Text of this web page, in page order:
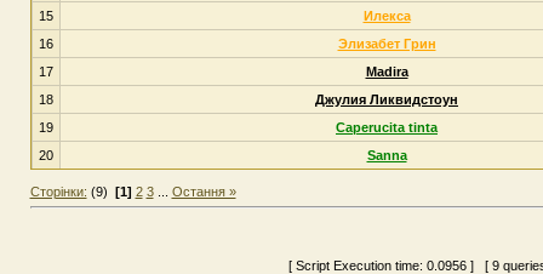
15
Илекса
16
Элизабет Грин
17
Madira
18
Джулия Ликвидстоун
19
Caperucita tinta
20
Sanna
Сторінки: (9) [1] 2 3... Остання »
[ Script Execution time: 0.0956 ] [ 9